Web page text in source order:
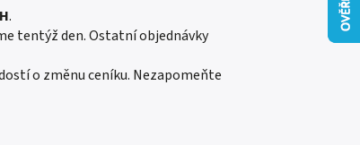
.
tentýž den. Ostatní objednávky
o změnu ceníku. Nezapomeňte